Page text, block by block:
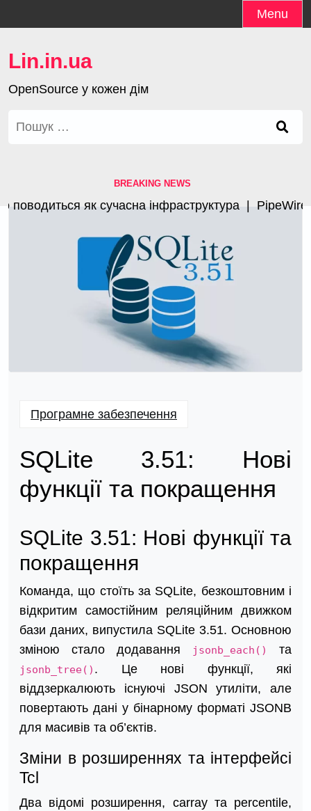
to
Menu
Lin.in.ua
OpenSource у кожен дім
Пошук:
BREAKING NEWS
як сучасна інфраструктура | PipeWire
Програмне забезпечення
SQLite 3.51: Нові
функції та покращення
SQLite 3.51: Нові функції та
покращення
Команда, що стоїть за SQLite, безкоштовним і
відкритим самостійним реляційним движком
бази даних, випустила SQLite 3.51. Основною
зміною стало додавання
jsonb_each() та
jsonb_tree() . Це нові функції, які
віддзеркалюють існуючі JSON утиліти, але
повертають дані у бінарному форматі JSONB
для масивів та об’єктів.
Зміни в розширеннях та інтерфейсі
Tcl
Два відомі розширення, carray та percentile,